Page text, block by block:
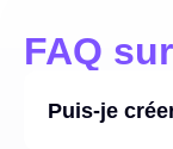
FAQ
Puis-je